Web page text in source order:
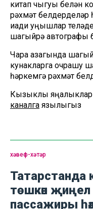
китап чыгуы белән
рәхмәт белдерделәр
иҗади уңышлар
шагыйрә автографы
Чара азагында
кунакларга очрашу
һәркемгә рәхмәт
Кызыклы
каналга язылыгыз
хәвеф-хәтәр
Татарстанда
төшкән
пассажиры